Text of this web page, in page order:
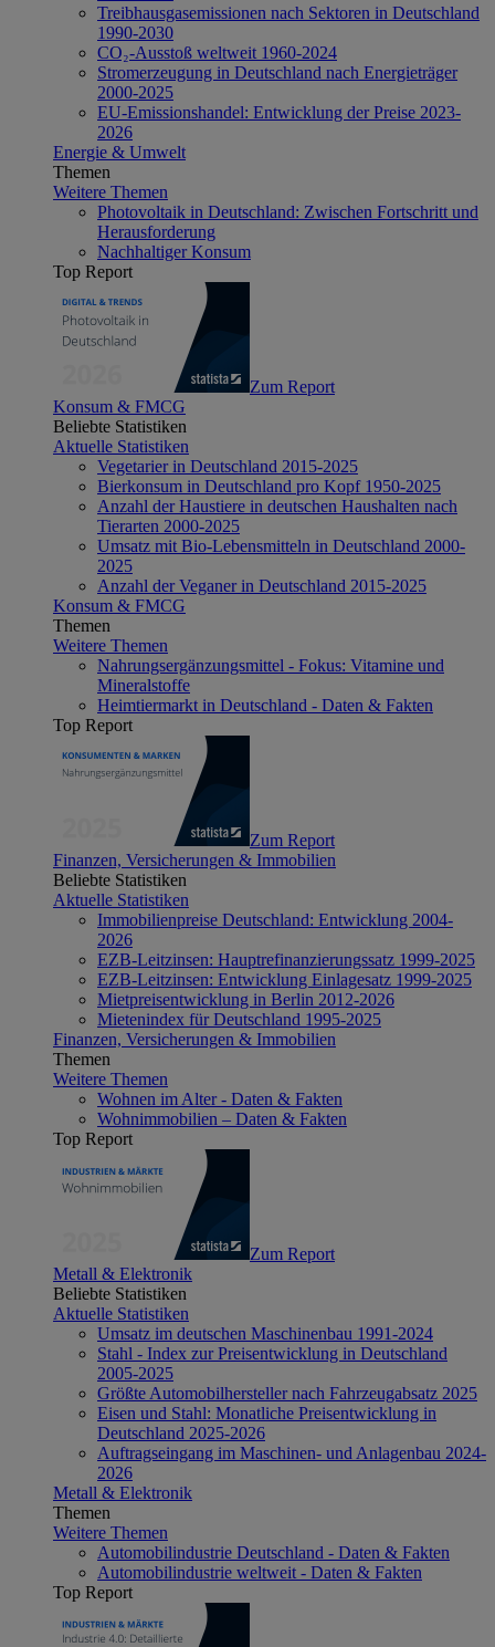
Treibhausgasemissionen nach Sektoren in Deutschland
1990-2030
CO₂-Ausstoß weltweit 1960-2024
Stromerzeugung in Deutschland nach Energieträger
2000-2025
EU-Emissionshandel: Entwicklung der Preise 2023-
2026
Energie & Umwelt
Themen
Weitere Themen
Photovoltaik in Deutschland: Zwischen Fortschritt und
Herausforderung
Nachhaltiger Konsum
Top Report
Zum Report
Konsum & FMCG
Beliebte Statistiken
Aktuelle Statistiken
Vegetarier in Deutschland 2015-2025
Bierkonsum in Deutschland pro Kopf 1950-2025
Anzahl der Haustiere in deutschen Haushalten nach
Tierarten 2000-2025
Umsatz mit Bio-Lebensmitteln in Deutschland 2000-
2025
Anzahl der Veganer in Deutschland 2015-2025
Konsum & FMCG
Themen
Weitere Themen
Nahrungsergänzungsmittel - Fokus: Vitamine und
Mineralstoffe
Heimtiermarkt in Deutschland - Daten & Fakten
Top Report
Zum Report
Finanzen, Versicherungen & Immobilien
Beliebte Statistiken
Aktuelle Statistiken
Immobilienpreise Deutschland: Entwicklung 2004-
2026
EZB-Leitzinsen: Hauptrefinanzierungssatz 1999-2025
EZB-Leitzinsen: Entwicklung Einlagesatz 1999-2025
Mietpreisentwicklung in Berlin 2012-2026
Mietenindex für Deutschland 1995-2025
Finanzen, Versicherungen & Immobilien
Themen
Weitere Themen
Wohnen im Alter - Daten & Fakten
Wohnimmobilien – Daten & Fakten
Top Report
Zum Report
Metall & Elektronik
Beliebte Statistiken
Aktuelle Statistiken
Umsatz im deutschen Maschinenbau 1991-2024
Stahl - Index zur Preisentwicklung in Deutschland
2005-2025
Größte Automobilhersteller nach Fahrzeugabsatz 2025
Eisen und Stahl: Monatliche Preisentwicklung in
Deutschland 2025-2026
Auftragseingang im Maschinen- und Anlagenbau 2024-
2026
Metall & Elektronik
Themen
Weitere Themen
Automobilindustrie Deutschland - Daten & Fakten
Automobilindustrie weltweit - Daten & Fakten
Top Report